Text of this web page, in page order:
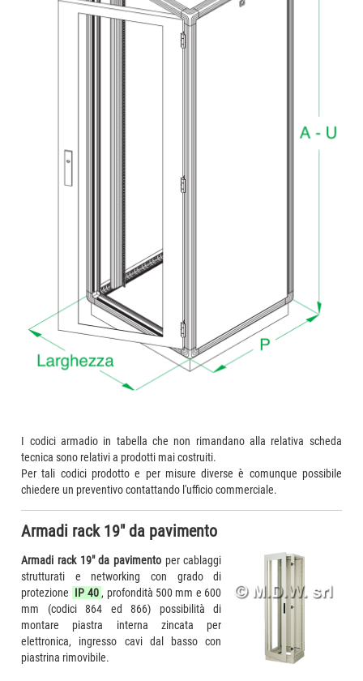
I codici armadio in tabella che non rimandano alla relativa scheda
tecnica sono relativi a prodotti mai costruiti.
Per tali codici prodotto e per misure diverse è comunque possibile
chiedere un preventivo contattando l'ufficio commerciale.
Armadi rack 19" da pavimento
Armadi rack 19" da pavimentoper cablaggi
strutturati e networking con grado di
protezione IP 40 , profondità 500 mm e 600
mm (codici 864 ed 866) possibilità di
montare piastra interna zincata per
elettronica, ingresso cavi dal basso con
piastrina rimovibile.